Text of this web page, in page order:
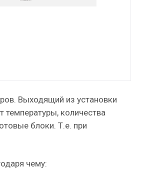
Выходящий из установки
температуры, количества
блоки. Т.е. при
чему: